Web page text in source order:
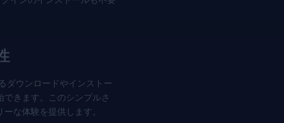
ダウンロードやインストー
きます。このシンプルさ
な体験を提供します。